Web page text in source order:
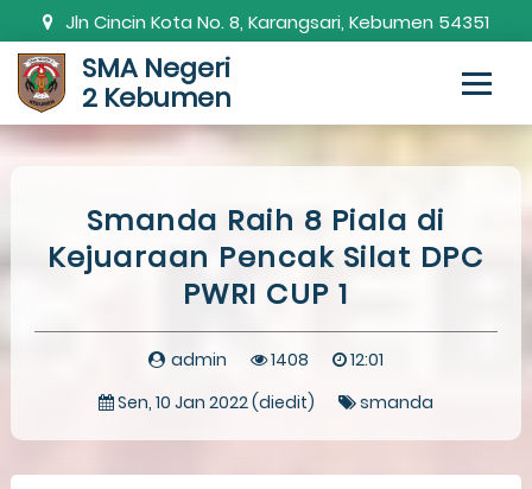
Jln Cincin Kota No. 8, Karangsari, Kebumen 54351
0287-381820
SMA Negeri
2 Kebumen
Smanda Raih 8 Piala di
Kejuaraan Pencak Silat DPC
PWRI CUP 1
admin 1408
12:01
Sen, 10 Jan 2022 (diedit)
smanda